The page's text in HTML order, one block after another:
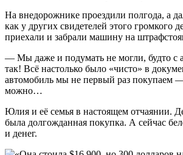
На внедорожнике проездили полгода, а
как у других свидетелей этого громкого
приехали и забрали машину на
— Мы даже и подумать не могли, будто с
так! Всё настолько было «чисто» в
автомобиль мы не первый раз покупаем
можно…
Юлия и её семья в настоящем отчаянии.
была долгожданная покупка. А сейчас
и денег.